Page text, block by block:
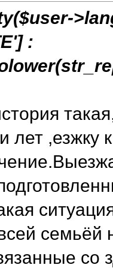
:
лет ,езжку
со